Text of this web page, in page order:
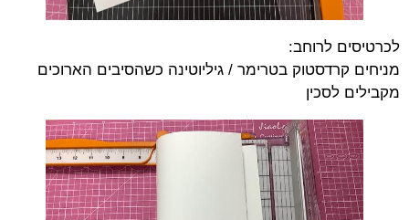
לכרטיסים לרוחב:
מניחים קרדסטוק בטרימר / גיליוטינה כשהסיבים הארוכים
מקבילים לסכין